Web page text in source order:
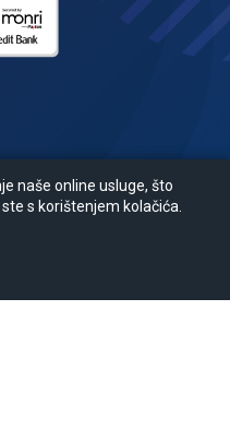
naše online usluge, što
s korištenjem kolačića.